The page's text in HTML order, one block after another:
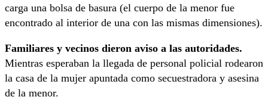
carga una bolsa de basura (el cuerpo de la menor fue
encontrado al interior de una con las mismas dimensiones).
Familiares y vecinos dieron aviso a las autoridades.
Mientras esperaban la llegada de personal policial rodearon
la casa de la mujer apuntada como secuestradora y asesina
de la menor.